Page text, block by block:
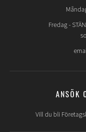
Fredag -
ANSÖK
Vill du bli